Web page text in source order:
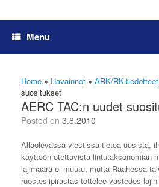
Menu
Home » Havainnot » ARK/RK-tiedotteet
suositukset
AERC TAC:n uudet
Posted on 3.8.2010
Allaolevassa viestissä tietoa uusista,
käyttöön otettavista lintutaksonomian
lajimäärä ei muutu, mutta Raahessa
ruostesiipirastas tottelee vastedes